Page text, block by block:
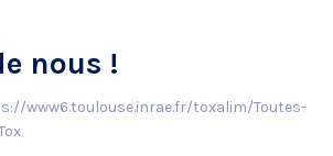
nous !
www6.toulouse.inrae.fr/toxalim/Toutes-